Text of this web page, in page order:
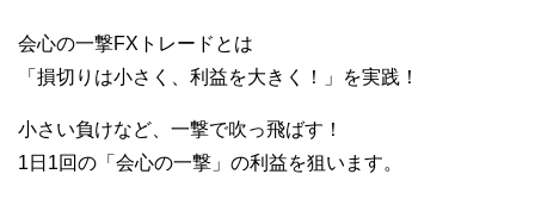
会心の一撃FXトレードとは
「損切りは小さく、利益を大きく！」を実践！
小さい負けなど、一撃で吹っ飛ばす！
1日1回の「会心の一撃」の利益を狙います。